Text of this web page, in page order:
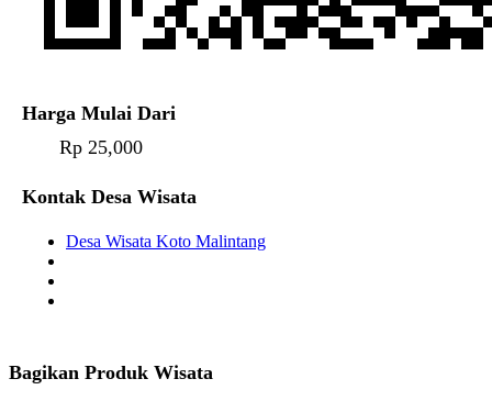
Harga Mulai Dari
Rp 25,000
Kontak Desa Wisata
Desa Wisata Koto Malintang
Bagikan Produk Wisata